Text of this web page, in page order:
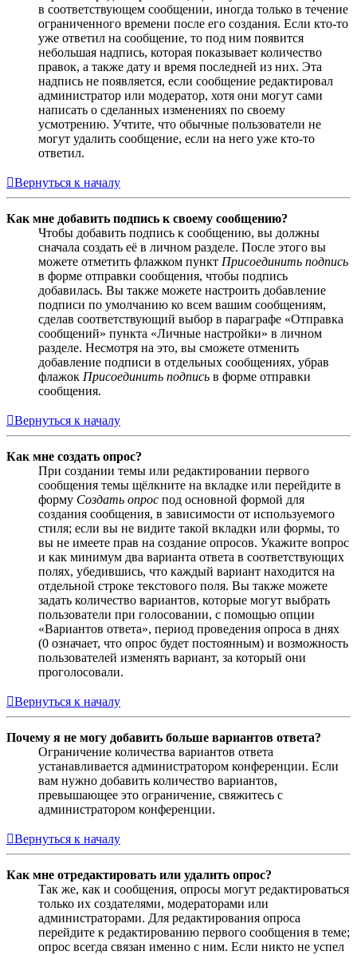
в соответствующем сообщении, иногда только в течение
ограниченного времени после его создания. Если кто-то
уже ответил на сообщение, то под ним появится
небольшая надпись, которая показывает количество
правок, а также дату и время последней из них. Эта
надпись не появляется, если сообщение редактировал
администратор или модератор, хотя они могут сами
написать о сделанных изменениях по своему
усмотрению. Учтите, что обычные пользователи не
могут удалить сообщение, если на него уже кто-то
ответил.
Вернуться к началу
Как мне добавить подпись к своему сообщению?
Чтобы добавить подпись к сообщению, вы должны
сначала создать её в личном разделе. После этого вы
можете отметить флажком пункт Присоединить подпись
в форме отправки сообщения, чтобы подпись
добавилась. Вы также можете настроить добавление
подписи по умолчанию ко всем вашим сообщениям,
сделав соответствующий выбор в параграфе «Отправка
сообщений» пункта «Личные настройки» в личном
разделе. Несмотря на это, вы сможете отменить
добавление подписи в отдельных сообщениях, убрав
флажок Присоединить подпись в форме отправки
сообщения.
Вернуться к началу
Как мне создать опрос?
При создании темы или редактировании первого
сообщения темы щёлкните на вкладке или перейдите в
форму Создать опрос под основной формой для
создания сообщения, в зависимости от используемого
стиля; если вы не видите такой вкладки или формы, то
вы не имеете прав на создание опросов. Укажите вопрос
и как минимум два варианта ответа в соответствующих
полях, убедившись, что каждый вариант находится на
отдельной строке текстового поля. Вы также можете
задать количество вариантов, которые могут выбрать
пользователи при голосовании, с помощью опции
«Вариантов ответа», период проведения опроса в днях
(0 означает, что опрос будет постоянным) и возможность
пользователей изменять вариант, за который они
проголосовали.
Вернуться к началу
Почему я не могу добавить больше вариантов ответа?
Ограничение количества вариантов ответа
устанавливается администратором конференции. Если
вам нужно добавить количество вариантов,
превышающее это ограничение, свяжитесь с
администратором конференции.
Вернуться к началу
Как мне отредактировать или удалить опрос?
Так же, как и сообщения, опросы могут редактироваться
только их создателями, модераторами или
администраторами. Для редактирования опроса
перейдите к редактированию первого сообщения в теме;
опрос всегда связан именно с ним. Если никто не успел